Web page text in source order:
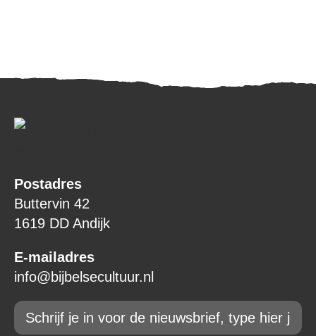
Postadres
Buttervin 42
1619 DD Andijk
E-mailadres
info@bijbelsecultuur.nl
Email